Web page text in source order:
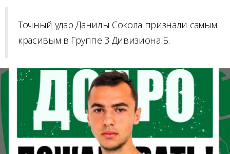
Точный удар Данилы Сокола признали самым
красивым в Группе 3 Дивизиона Б.